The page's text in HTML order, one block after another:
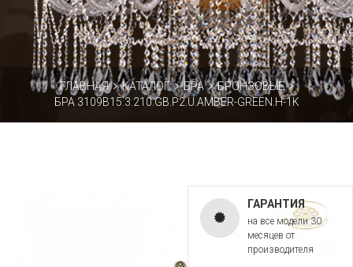
ГЛАВНАЯ КАТАЛОГ БРА
БРОНЗОВЫЕ
БРА 3109B15.3.210.GB.P2.U.AMBER-GREEN.H-1K
ГАРАНТИЯ
на все модели 30
месяцев от
производителя